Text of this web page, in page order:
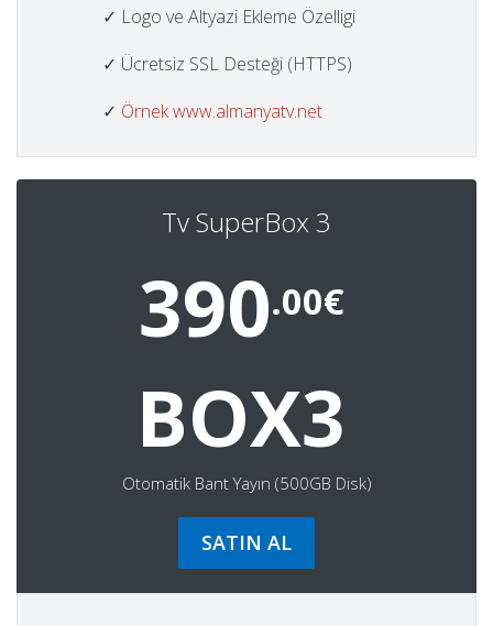
✓ Logo ve Altyazi Ekleme Özelligi
✓ Ücretsiz SSL Desteği (HTTPS)
✓ Örnek www.almanyatv.net
Tv SuperBox 3
390.00€
BOX3
Otomatik Bant Yayın (500GB Disk)
SATIN AL